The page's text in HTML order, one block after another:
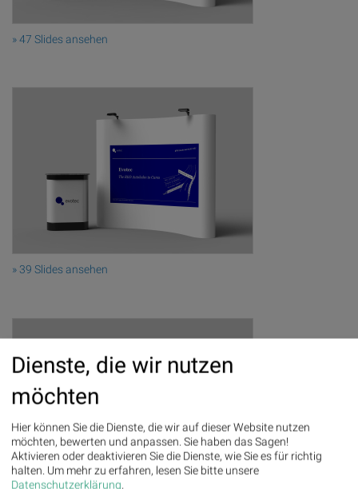
» 47 Slides ansehen
» 39 Slides ansehen
Dienste, die wir nutzen
möchten
Hier können Sie die Dienste, die wir auf dieser Website nutzen
möchten, bewerten und anpassen. Sie haben das Sagen!
Aktivieren oder deaktivieren Sie die Dienste, wie Sie es für richtig
halten. Um mehr zu erfahren, lesen Sie bitte unsere
Datenschutzerklärung.